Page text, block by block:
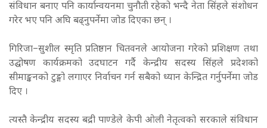
संविधान बनाए पनि कार्यान्वयनमा चुनौती रहेको भन्दै नेता सिंहले संशोधन
गरेर भए पनि अघि बढ्नुपर्नेमा जोड दिएका छन् ।
गिरिजा–सुशील स्मृति प्रतिष्ठान चितवनले आयोजना गरेको प्रशिक्षण तथा
उद्घोषण कार्यक्रमको उदघाटन गर्दै केन्द्रीय सदस्य सिंहले प्रदेशको
सीमाङ्कनको टुङ्गो लगाएर निर्वाचन गर्न सबैको ध्यान केन्द्रित गर्नुपर्नेमा जोड
दिए ।
त्यस्तै केन्द्रीय सदस्य बद्री पाण्डेले केपी ओली नेतृत्वको सरकाले संविधान